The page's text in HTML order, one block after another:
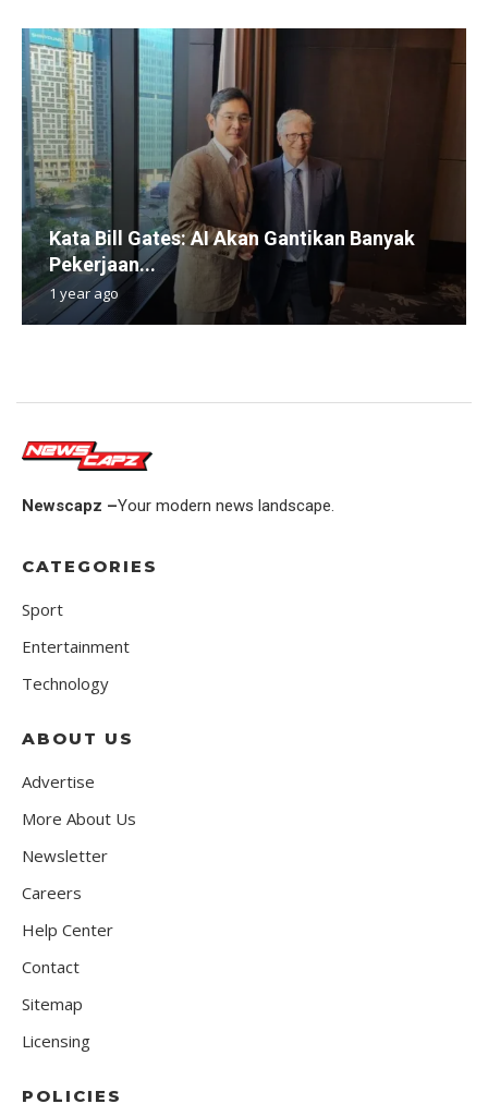
​​Kata Bill Gates: AI Akan Gantikan Banyak
Pekerjaan...
1 year ago
Newscapz –Your modern news landscape.
CATEGORIES
Sport
Entertainment
Technology
ABOUT US
Advertise
More About Us
Newsletter
Careers
Help Center
Contact
Sitemap
Licensing
POLICIES